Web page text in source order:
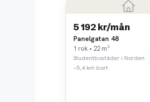
5 192 kr/mån
Panelgatan 48
1 rok • 22 m²
Studentbostäder i Norden
~5,4 km bort